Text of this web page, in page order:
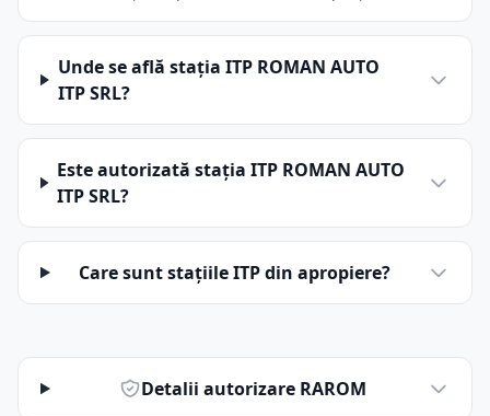
Unde se află stația ITP ROMAN AUTO
ITP SRL?
Este autorizată stația ITP ROMAN AUTO
ITP SRL?
Care sunt stațiile ITP din apropiere?
Detalii autorizare RAROM